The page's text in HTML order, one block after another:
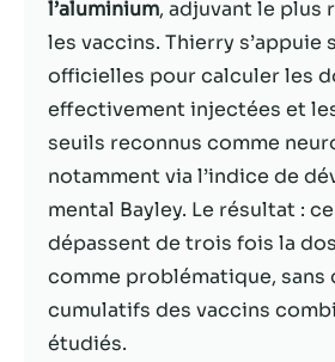
l’aluminium, adjuvant le plus
les vaccins. Thierry s’appuie
officielles pour calculer les
effectivement injectées et
seuils reconnus comme
notamment via l’indice de
mental Bayley. Le résultat :
dépassent de trois fois la
comme problématique, sans
cumulatifs des vaccins
étudiés.
en
de